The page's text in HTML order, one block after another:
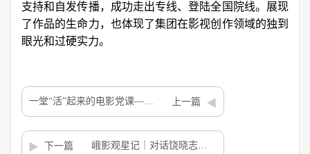
支持和自发传播，成功走出专线、登陆全国院线。展现
了作品的生命力，也体现了集团在影视创作领域的独到
眼光和过硬实力。
一堂“活”起来的电影党课——在峨影经典影片《焦裕禄》中读懂树立和践行正确政绩观 上一篇
下一篇 峨影观星记｜对话饶晓志：照见长夜尽头，我们都是“无名之辈”